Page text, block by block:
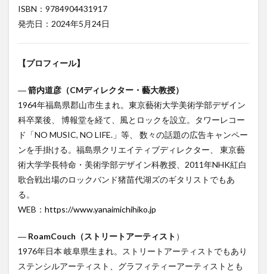
ISBN：9784904431917
発売日：2024年5月24日
【プロフィール】
―箭内道彦（CMディレクター・藝大教授）
1964年福島県郡山市生まれ。東京藝術大学美術学部デザイン
科卒業後、 博報堂を経て、風とロックを設立。タワーレコー
ド「NO MUSIC, NO LIFE.」等、 数々の話題の広告キャンペー
ンを手掛ける。福島県クリエイティブディレクター、 東京藝
術大学学長特命・美術学部デザイン科教授、2011年NHK紅白
歌合戦出場のロックバンド猪苗代湖ズのギタリストでもあ
る。
WEB： https://www.yanaimichihiko.jp
― RoamCouch（ストリートアーティスト ）
1976年日本 岐阜県生まれ。ストリートアーティストでもあり
ステンシルアーティスト、グラフィティーアーティストとも